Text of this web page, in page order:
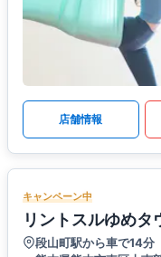
店舗情報
キャンペーン中
リントスルゆめタ
段山町駅から車で14分